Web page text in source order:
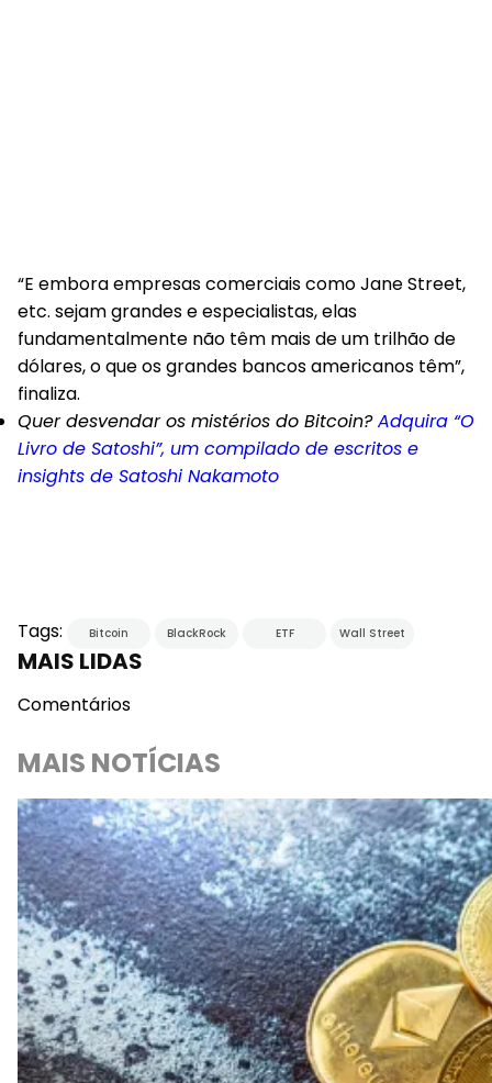
“E embora empresas comerciais como Jane Street,
etc. sejam grandes e especialistas, elas
fundamentalmente não têm mais de um trilhão de
dólares, o que os grandes bancos americanos têm”,
finaliza.
Quer desvendar os mistérios do Bitcoin?Adquira “O
Livro de Satoshi”, um compilado de escritos e
insights de Satoshi Nakamoto
Tags: Bitcoin BlackRock ETF Wall Street
MAIS LIDAS
Comentários
MAIS NOTÍCIAS